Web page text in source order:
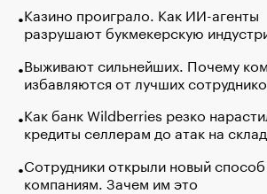
Казино проиграло. Как ИИ-агенты
разрушают букмекерскую
Выживают сильнейших. Почему
избавляются от лучших
Как банк Wildberries резко
кредиты селлерам до атак на
Сотрудники открыли новый
компаниям. Зачем им это